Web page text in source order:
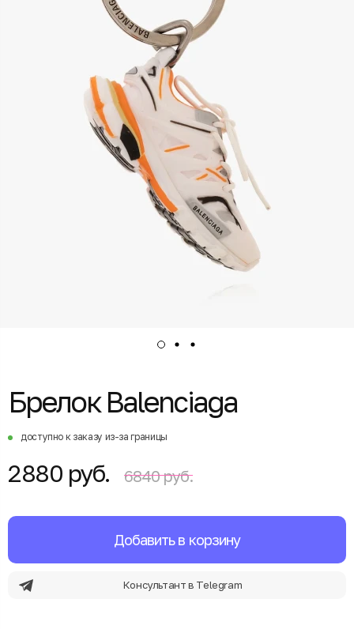
Брелок Balenciaga
доступно к заказу из-за границы
2880 руб. 6840 руб.
Добавить в корзину
Консультант в Telegram